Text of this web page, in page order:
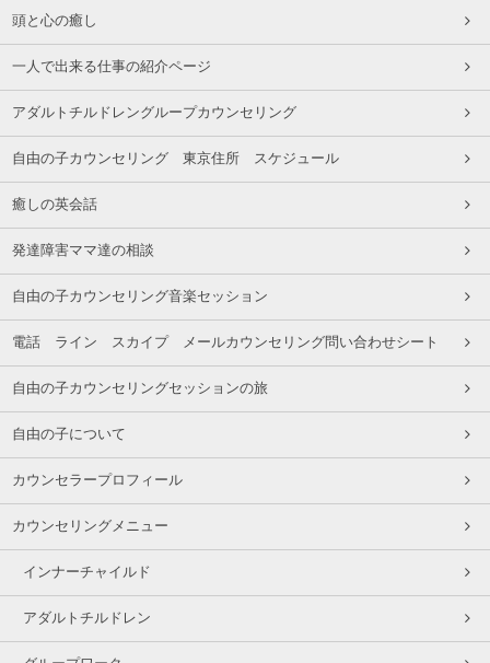
頭と心の癒し
一人で出来る仕事の紹介ページ
アダルトチルドレングループカウンセリング
自由の子カウンセリング 東京住所 スケジュール
癒しの英会話
発達障害ママ達の相談
自由の子カウンセリング音楽セッション
電話 ライン スカイプ メールカウンセリング問い合わせシート
自由の子カウンセリングセッションの旅
自由の子について
カウンセラープロフィール
カウンセリングメニュー
インナーチャイルド
アダルトチルドレン